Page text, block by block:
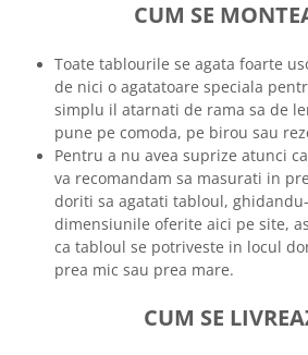
CUM SE
Toate tablourile se agata foarte
de nici o agatatoare speciala
simplu il atarnati de rama sa de
pune pe comoda, pe birou sau
Pentru a nu avea suprize atunci
va recomandam sa masurati in
doriti sa agatati tabloul,
dimensiunile oferite aici pe site,
ca tabloul se potriveste in locul
prea mic sau prea mare.
CUM SE